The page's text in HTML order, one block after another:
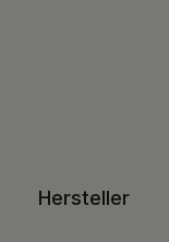
Hersteller